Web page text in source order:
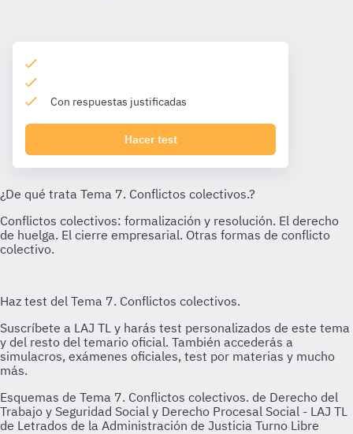
Con respuestas justificadas
Hacer test
Esquemas de Tema 7. Conflictos colectivos. de Derecho del
Trabajo y Seguridad Social y Derecho Procesal Social - LAJ TL
de Letrados de la Administración de Justicia Turno Libre